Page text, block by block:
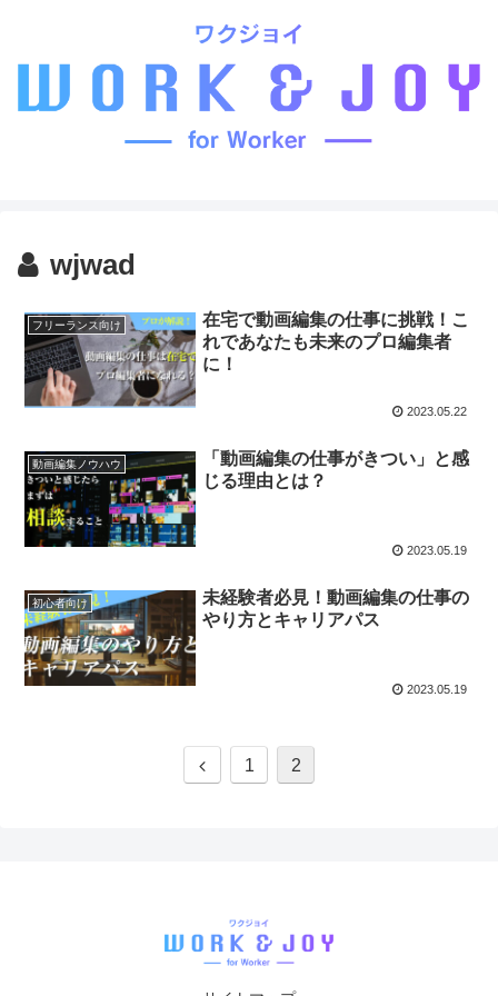
wjwad
フリーランス向け
在宅で動画編集の仕事に挑戦！こ
れであなたも未来のプロ編集者
に！
2023.05.22
動画編集ノウハウ
「動画編集の仕事がきつい」と感
じる理由とは？
2023.05.19
初心者向け
未経験者必見！動画編集の仕事の
やり方とキャリアパス
2023.05.19
1 2